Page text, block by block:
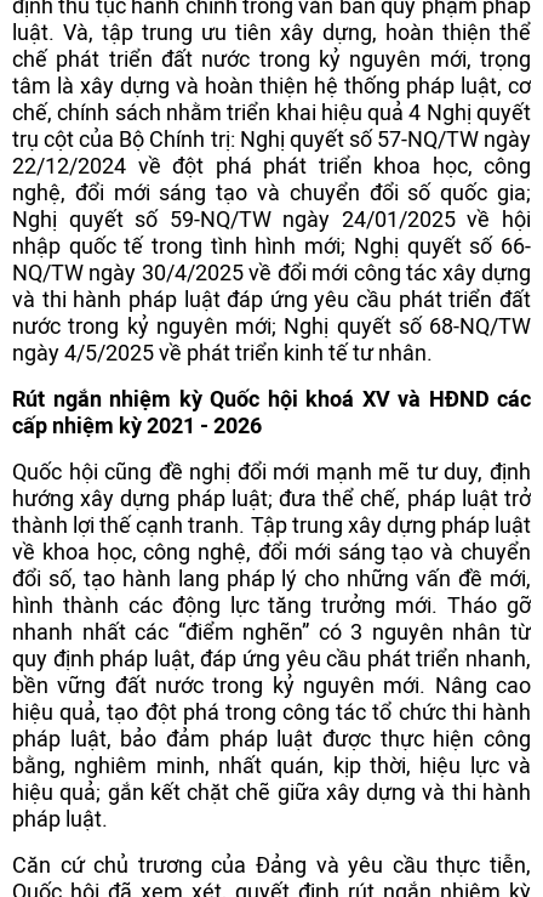
định thủ tục hành chính trong văn bản quy phạm pháp
luật. Và, tập trung ưu tiên xây dựng, hoàn thiện thể
chế phát triển đất nước trong kỷ nguyên mới, trọng
tâm là xây dựng và hoàn thiện hệ thống pháp luật, cơ
chế, chính sách nhằm triển khai hiệu quả 4 Nghị quyết
trụ cột của Bộ Chính trị: Nghị quyết số 57-NQ/TW ngày
22/12/2024 về đột phá phát triển khoa học, công
nghệ, đổi mới sáng tạo và chuyển đổi số quốc gia;
Nghị quyết số 59-NQ/TW ngày 24/01/2025 về hội
nhập quốc tế trong tình hình mới; Nghị quyết số 66-
NQ/TW ngày 30/4/2025 về đổi mới công tác xây dựng
và thi hành pháp luật đáp ứng yêu cầu phát triển đất
nước trong kỷ nguyên mới; Nghị quyết số 68-NQ/TW
ngày 4/5/2025 về phát triển kinh tế tư nhân.
Rút ngắn nhiệm kỳ Quốc hội khoá XV và HĐND các
cấp nhiệm kỳ 2021 - 2026
Quốc hội cũng đề nghị đổi mới mạnh mẽ tư duy, định
hướng xây dựng pháp luật; đưa thể chế, pháp luật trở
thành lợi thế cạnh tranh. Tập trung xây dựng pháp luật
về khoa học, công nghệ, đổi mới sáng tạo và chuyển
đổi số, tạo hành lang pháp lý cho những vấn đề mới,
hình thành các động lực tăng trưởng mới. Tháo gỡ
nhanh nhất các “điểm nghẽn” có 3 nguyên nhân từ
quy định pháp luật, đáp ứng yêu cầu phát triển nhanh,
bền vững đất nước trong kỷ nguyên mới. Nâng cao
hiệu quả, tạo đột phá trong công tác tổ chức thi hành
pháp luật, bảo đảm pháp luật được thực hiện công
bằng, nghiêm minh, nhất quán, kịp thời, hiệu lực và
hiệu quả; gắn kết chặt chẽ giữa xây dựng và thi hành
pháp luật.
Căn cứ chủ trương của Đảng và yêu cầu thực tiễn,
Quốc hội đã xem xét, quyết định rút ngắn nhiệm kỳ